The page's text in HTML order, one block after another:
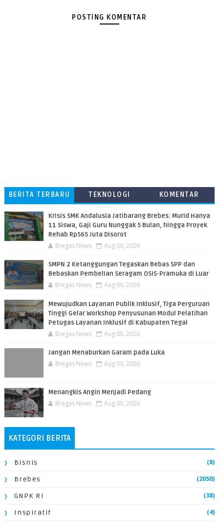
POSTING KOMENTAR
BERITA TERBARU TEKNOLOGI
KOMENTAR
Krisis SMK Andalusia Jatibarang Brebes: Murid Hanya
11 Siswa, Gaji Guru Nunggak 5 Bulan, hingga Proyek
Rehab Rp565 Juta Disorot
Bregas News Aug 06, 2026
SMPN 2 Ketanggungan Tegaskan Bebas SPP dan
Bebaskan Pembelian Seragam OSIS-Pramuka di Luar
Bregas News Aug 06, 2026
​Mewujudkan Layanan Publik Inklusif, Tiga Perguruan
Tinggi Gelar Workshop Penyusunan Modul Pelatihan
Petugas Layanan Inklusif di Kabupaten Tegal
Bregas News Aug 05, 2026
Jangan Menaburkan Garam pada Luka
Bregas News Aug 03, 2026
Menangkis Angin Menjadi Pedang
Bregas News Aug 03, 2026
KATEGORI BERITA
Bisnis (8)
Brebes (2050)
GNPK RI (38)
Inspiratif (4)